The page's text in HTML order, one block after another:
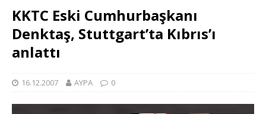
KKTC Eski Cumhurbaşkanı
Denktaş, Stuttgart’ta Kıbrıs’ı
anlattı
16.12.2007 AYPA 0